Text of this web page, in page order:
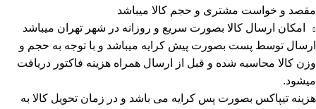
مقصد و خواست مشتری و حجم کالا میباشد
امکان ارسال کالا بصورت سریع و روزانه در شهر تهران میباشد
ارسال توسط پست بصورت پیش کرایه میباشد و با توجه به حجم و
وزن کالا محاسبه شده و قبل از ارسال همراه هزینه فاکتور دریافت
میشود.
هزینه تیپاکس بصورت پس کرایه می باشد و در زمان تحویل کالا به